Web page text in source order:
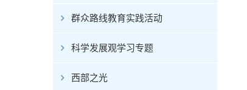
群众路线教育实践活动
科学发展观学习专题
西部之光